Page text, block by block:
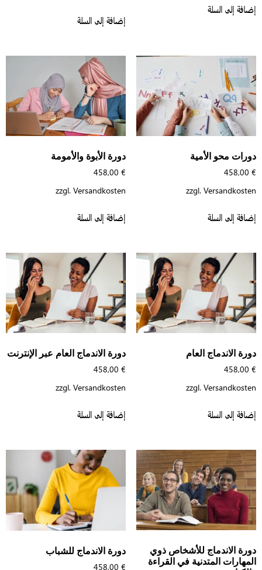
إلى السلة
إضافة إلى السلة
محو الأمية
458,00
zzgl.
إلى السلة
دورة الأبوة والأمومة
458,00
zzgl.Versandkosten
إضافة إلى السلة
الاندماج العام
458,00
zzgl.
إلى السلة
دورة الاندماج العام عبر الإنترنت
458,00
zzgl.Versandkosten
إضافة إلى السلة
الاندماج للأشخاص ذوي
المتدنية في القراءة
دورة الاندماج للشباب
458,00